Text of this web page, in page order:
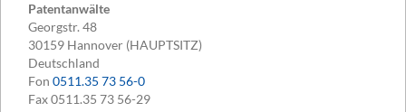
Patentanwälte
Georgstr. 48
30159 Hannover (HAUPTSITZ)
Deutschland
Fon 0511.35 73 56-0
Fax0511.35 73 56-29